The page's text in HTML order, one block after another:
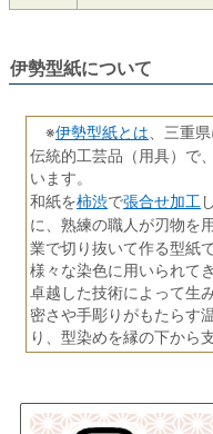
伊勢型紙について
※伊勢型紙とは 、三重
伝統的工芸品（用具）で、
います。
和紙を柿渋で張合せ加工
に、熟練の職人が刃物を
業で切り抜いて作る型紙で
様々な染色に用いられて
卓越した技術によって生
密さや手彫りがもたらす
り、型染めを縁の下から